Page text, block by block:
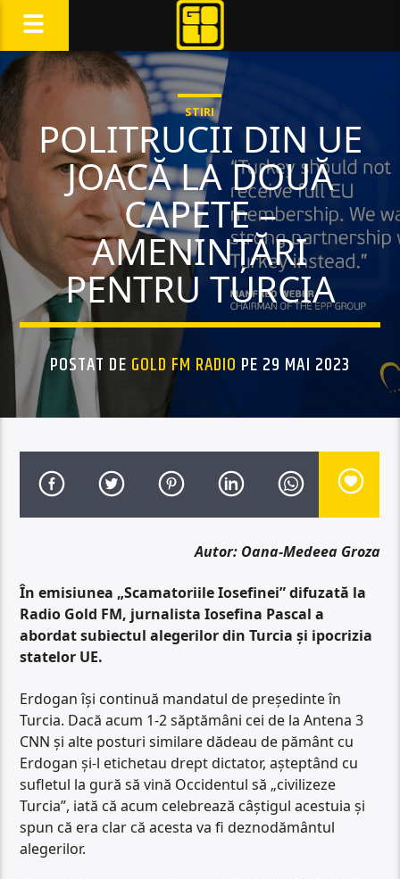
STIRI
POLITRUCII DIN UE
JOACĂ LA DOUĂ
CAPETE –
AMENINȚĂRI
PENTRU TURCIA
POSTAT DE GOLD FM RADIO PE 29 MAI 2023
Autor: Oana-Medeea Groza
În emisiunea „Scamatoriile Iosefinei” difuzată la
Radio Gold FM, jurnalista Iosefina Pascal a
abordat subiectul alegerilor din Turcia și ipocrizia
statelor UE.
Erdogan își continuă mandatul de președinte în
Turcia. Dacă acum 1-2 săptămâni cei de la Antena 3
CNN și alte posturi similare dădeau de pământ cu
Erdogan și-l etichetau drept dictator, așteptând cu
sufletul la gură să vină Occidentul să „civilizeze
Turcia”, iată că acum celebrează câștigul acestuia și
spun că era clar că acesta va fi deznodământul
alegerilor.